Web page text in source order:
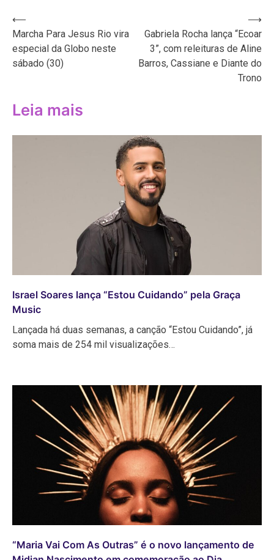
Navegação
de
Post
⟵
Marcha Para Jesus Rio vira
especial da Globo neste
sábado (30)
Gabriela Rocha lança “Ecoar
3”, com releituras de Aline
Barros, Cassiane e Diante do
Trono
⟶
Leia mais
Israel Soares lança “Estou Cuidando” pela Graça
Music
Lançada há duas semanas, a canção “Estou Cuidando”, já
soma mais de 254 mil visualizações…
“Maria Vai Com As Outras” é o novo lançamento de